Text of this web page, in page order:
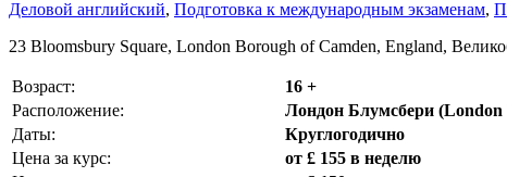
Деловой английский, Подготовка к международным экзаменам,
23 Bloomsbury Square, London Borough of Camden, England,
Возраст:
16 +
Расположение:
Лондон Блумсбери (London
Даты:
Круглогодично
Цена за курс:
от £ 155 в неделю